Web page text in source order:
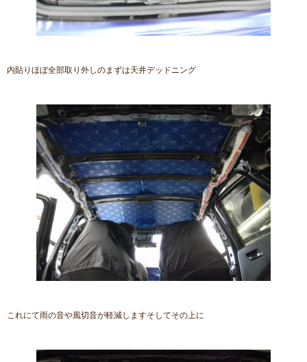
内貼りほぼ全部取り外しのまずは天井デッドニング
これにて雨の音や風切音が軽減しますそしてその上に